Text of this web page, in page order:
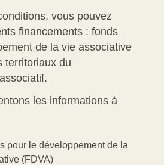
vous pouvez
financements : fonds
de la vie associative
territoriaux du
les informations à
pour le développement de la
(FDVA)